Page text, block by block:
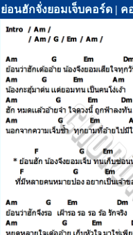
ย่อนฮักจั่งยอมเจ็บคอร์ด |